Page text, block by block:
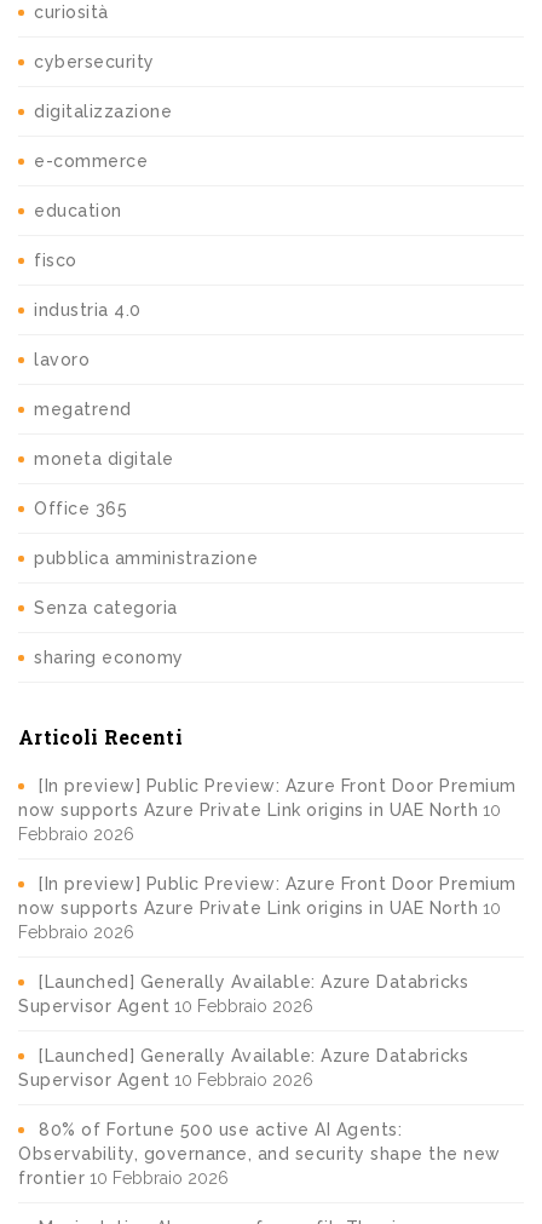
curiosità
cybersecurity
digitalizzazione
e-commerce
education
fisco
industria 4.0
lavoro
megatrend
moneta digitale
Office 365
pubblica amministrazione
Senza categoria
sharing economy
Articoli Recenti
[In preview] Public Preview: Azure Front Door Premium
now supports Azure Private Link origins in UAE North 10
Febbraio 2026
[In preview] Public Preview: Azure Front Door Premium
now supports Azure Private Link origins in UAE North 10
Febbraio 2026
[Launched] Generally Available: Azure Databricks
Supervisor Agent 10 Febbraio 2026
[Launched] Generally Available: Azure Databricks
Supervisor Agent 10 Febbraio 2026
80% of Fortune 500 use active AI Agents:
Observability, governance, and security shape the new
frontier 10 Febbraio 2026